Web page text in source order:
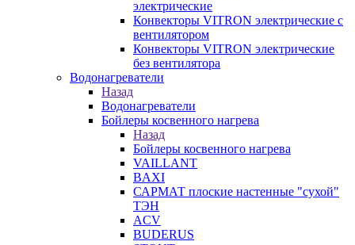
электрические
Конвекторы VITRON электрические с
вентилятором
Конвекторы VITRON электрические
без вентилятора
Водонагреватели
Назад
Водонагреватели
Бойлеры косвенного нагрева
Назад
Бойлеры косвенного нагрева
VAILLANT
BAXI
САРМАТ плоские настенные "сухой"
ТЭН
ACV
BUDERUS